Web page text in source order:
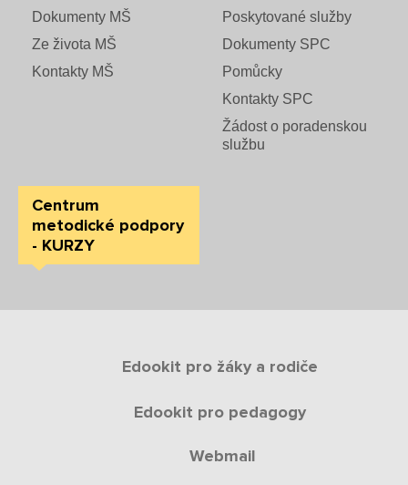
Dokumenty MŠ
Ze života MŠ
Kontakty MŠ
Poskytované služby
Dokumenty SPC
Pomůcky
Kontakty SPC
Žádost o poradenskou
službu
Centrum
metodické podpory
- KURZY
Edookit pro žáky a rodiče
Edookit pro pedagogy
Webmail